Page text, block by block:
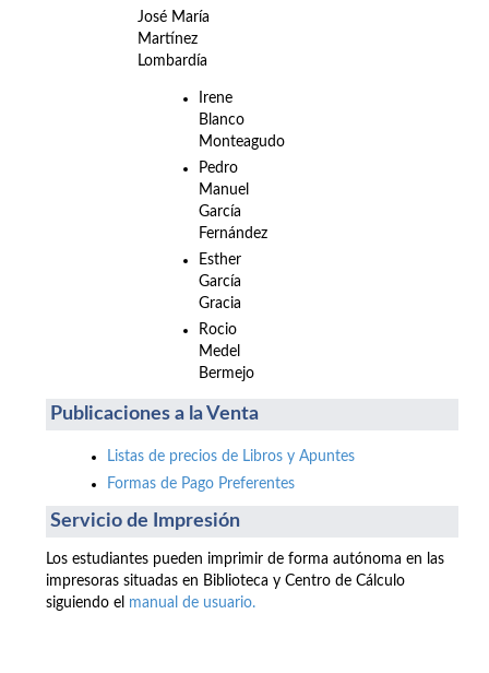
José María
Martínez
Lombardía
Irene
Blanco
Monteagudo
Pedro
Manuel
García
Fernández
Esther
García
Gracia
Rocio
Medel
Bermejo
Publicaciones a la Venta
Listas de precios de Libros y Apuntes
Formas de Pago Preferentes
Servicio de Impresión
Los estudiantes pueden imprimir de forma autónoma en las
impresoras situadas en Biblioteca y Centro de Cálculo
siguiendo el manual de usuario.